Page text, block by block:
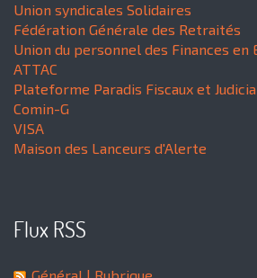
Union syndicales Solidaires
Fédération Générale des Retraités
Union du personnel des Finances en
ATTAC
Plateforme Paradis Fiscaux et
Comin-G
VISA
Maison des Lanceurs d'Alerte
Flux RSS